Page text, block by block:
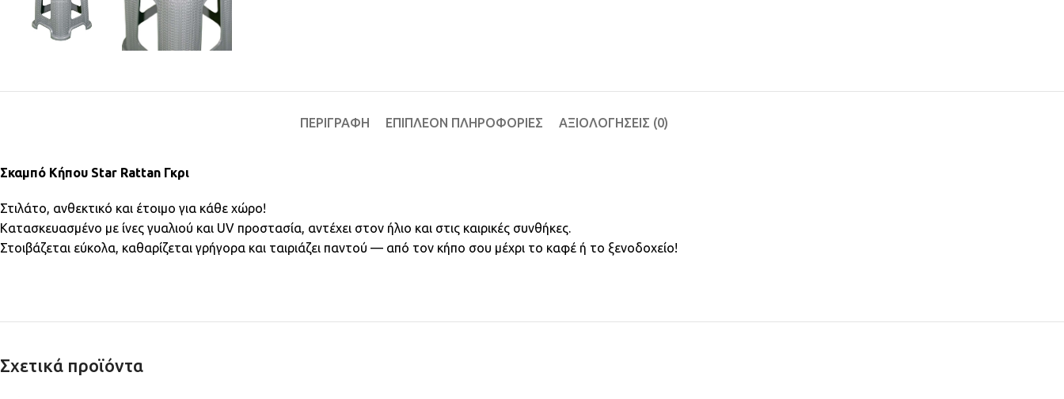
ΠΕΡΙΓΡΑΦΉ ΕΠΙΠΛΈΟΝ ΠΛΗΡΟΦΟΡΊΕΣ ΑΞΙΟΛΟΓΉΣΕΙΣ (0)
Σκαμπό Κήπου Star Rattan Γκρι
Στιλάτο, ανθεκτικό και έτοιμο για κάθε χώρο!
Κατασκευασμένο με ίνες γυαλιού και UV προστασία, αντέχει στον ήλιο και στις καιρικές συνθήκες.
Στοιβάζεται εύκολα, καθαρίζεται γρήγορα και ταιριάζει παντού — από τον κήπο σου μέχρι το καφέ ή το ξενοδοχείο!
Σχετικά προϊόντα